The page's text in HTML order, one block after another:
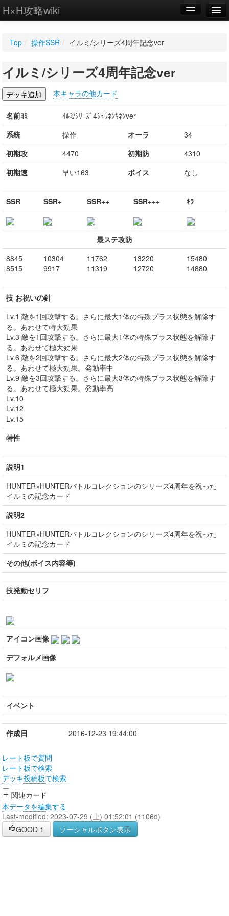
H×H攻略wiki
WIKI
設定
Top / 操作SSR / イルミ/シリーズ4周年記念ver
イルミ/シリーズ4周年記念ver
本キャラの他カード
名前ﾖﾐ
ｲﾙﾐ/ｼﾘｰｽﾞ4ｼｭｳﾈﾝｷﾈﾝver
系統
操作 オーラ
34
初期攻
4470 初期防
4310
初期速
早い163 ボイス なし
SSR SSR+ SSR++ SSR+++ ｷﾗ
最ステ攻防
8845
8515
10304
9917
11762
11319
13220
12720
15480
14880
技 お祝いの針
Lv.1 敵を1回攻撃する。さらに最大1体の特殊プラス状態を解除す
る。あわせて特大効果
Lv.3 敵を1回攻撃する。さらに最大1体の特殊プラス状態を解除す
る。あわせて極大効果
Lv.6 敵を2回攻撃する。さらに最大2体の特殊プラス状態を解除す
る。あわせて極大効果。発動率中
Lv.9 敵を3回攻撃する。さらに最大3体の特殊プラス状態を解除す
る。あわせて極大効果。発動率高
Lv.10
Lv.12
Lv.15
特性
説明1
HUNTER×HUNTERバトルコレクションのシリーズ4周年を祝った
イルミの記念カード
説明2
HUNTER×HUNTERバトルコレクションのシリーズ4周年を祝った
イルミの記念カード
その他(ボイス内容等)
技発動セリフ
アイコン画像
デフォルメ画像
イベント
作成日 2016-12-23 19:44:00
レート板で質問
レート板で検索
デッキ投稿板で検索
+ 関連カード
本データを編集する
Last-modified: 2023-07-29 (土) 01:52:01 (1106d)
GOOD 1 ソーシャルボタン表示